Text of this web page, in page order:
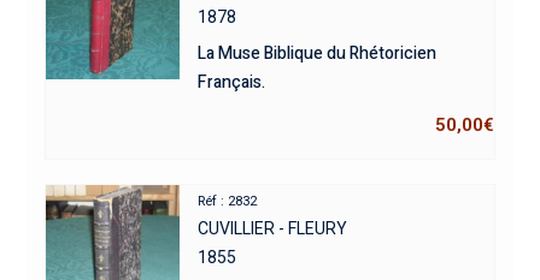
1878
La Muse Biblique du Rhétoricien
Français.
50,00€
Réf : 2832
CUVILLIER - FLEURY
1855